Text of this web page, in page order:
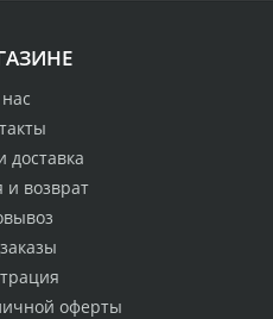
доставка
и возврат
оферты